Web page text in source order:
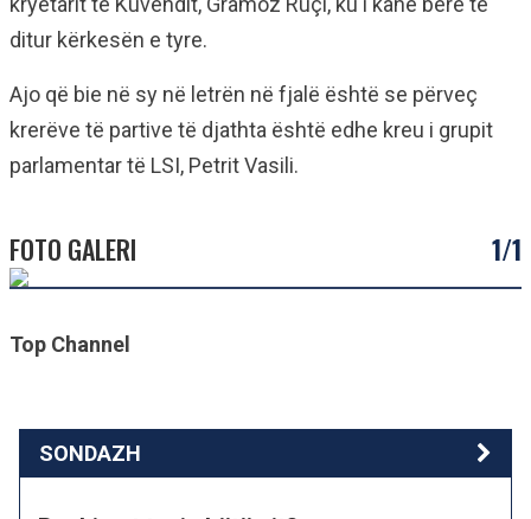
ditur kërkesën e tyre.
Ajo që bie në sy në letrën në fjalë është se përveç
krerëve të partive të djathta është edhe kreu i grupit
parlamentar të LSI, Petrit Vasili.
FOTO GALERI 1/1
Top Channel
SONDAZH